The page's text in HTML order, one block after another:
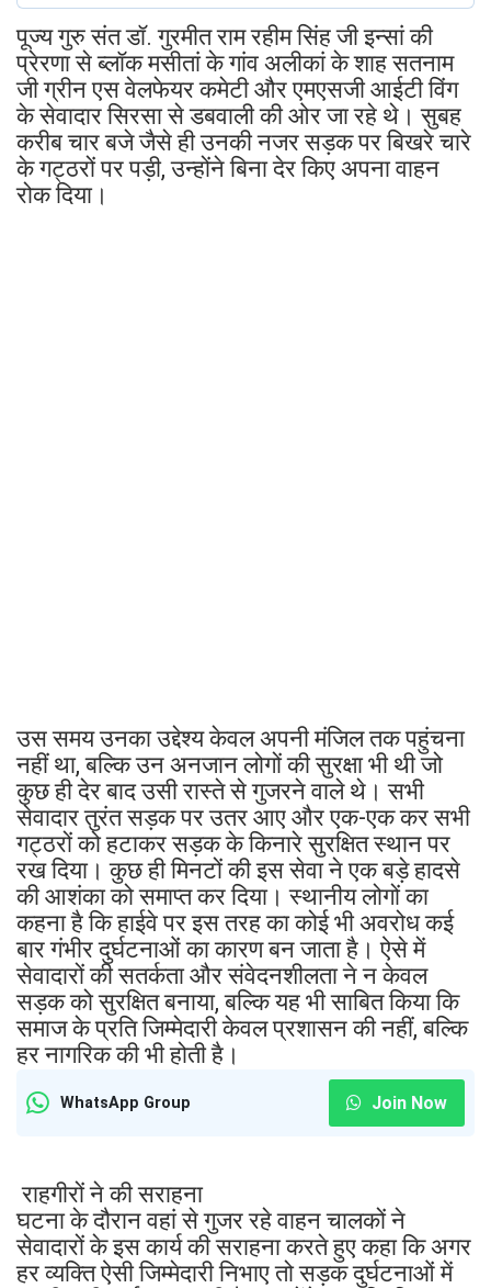
पूज्य गुरु संत डॉ. गुरमीत राम रहीम सिंह जी इन्सां की
प्रेरणा से ब्लॉक मसीतां के गांव अलीकां के शाह सतनाम
जी ग्रीन एस वेलफेयर कमेटी और एमएसजी आईटी विंग
के सेवादार सिरसा से डबवाली की ओर जा रहे थे। सुबह
करीब चार बजे जैसे ही उनकी नजर सड़क पर बिखरे चारे
के गट्ठरों पर पड़ी, उन्होंने बिना देर किए अपना वाहन
रोक दिया।
उस समय उनका उद्देश्य केवल अपनी मंजिल तक पहुंचना
नहीं था, बल्कि उन अनजान लोगों की सुरक्षा भी थी जो
कुछ ही देर बाद उसी रास्ते से गुजरने वाले थे। सभी
सेवादार तुरंत सड़क पर उतर आए और एक-एक कर सभी
गट्ठरों को हटाकर सड़क के किनारे सुरक्षित स्थान पर
रख दिया। कुछ ही मिनटों की इस सेवा ने एक बड़े हादसे
की आशंका को समाप्त कर दिया। स्थानीय लोगों का
कहना है कि हाईवे पर इस तरह का कोई भी अवरोध कई
बार गंभीर दुर्घटनाओं का कारण बन जाता है। ऐसे में
सेवादारों की सतर्कता और संवेदनशीलता ने न केवल
सड़क को सुरक्षित बनाया, बल्कि यह भी साबित किया कि
समाज के प्रति जिम्मेदारी केवल प्रशासन की नहीं, बल्कि
हर नागरिक की भी होती है।
WhatsApp Group Join Now
राहगीरों ने की सराहना
घटना के दौरान वहां से गुजर रहे वाहन चालकों ने
सेवादारों के इस कार्य की सराहना करते हुए कहा कि अगर
हर व्यक्ति ऐसी जिम्मेदारी निभाए तो सड़क दुर्घटनाओं में